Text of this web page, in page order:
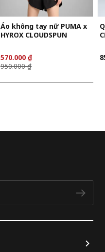
Áo không tay nữ PUMA x
HYROX CLOUDSPUN
570.000 ₫
950.000 ₫